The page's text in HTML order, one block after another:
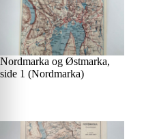
Nordmarka og Østmarka,
side 1 (Nordmarka)